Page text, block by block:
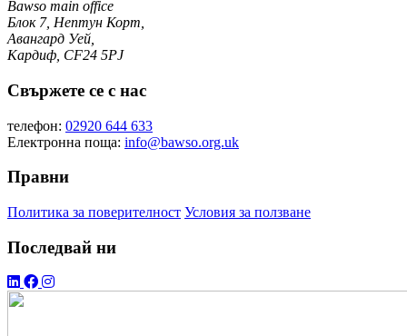
Bawso main office
Блок 7, Нептун Корт,
Авангард Уей,
Кардиф, CF24 5PJ
Свържете се с нас
телефон: 02920 644 633
Електронна поща: info@bawso.org.uk
Правни
Политика за поверителност Условия за ползване
Последвай ни